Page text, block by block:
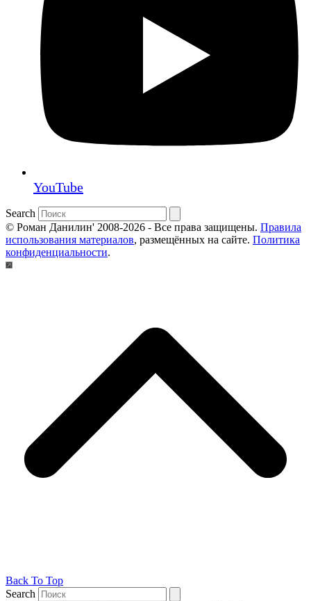
YouTube
Search
© Роман Данилин' 2008-2026 - Все права защищены. Правила
использования материалов, размещённых на сайте. Политика
конфиденциальности.
Back To Top
Search